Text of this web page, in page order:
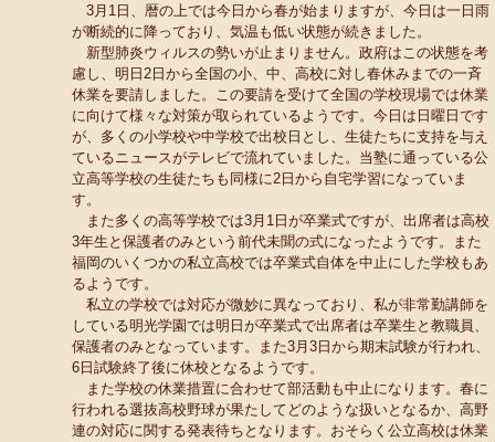
3月1日、暦の上では今日から春が始まりますが、今日は一日雨
が断続的に降っており、気温も低い状態が続きました。
新型肺炎ウィルスの勢いが止まりません。政府はこの状態を考
慮し、明日2日から全国の小、中、高校に対し春休みまでの一斉
休業を要請しました。この要請を受けて全国の学校現場では休業
に向けて様々な対策が取られているようです。今日は日曜日です
が、多くの小学校や中学校で出校日とし、生徒たちに支持を与え
ているニュースがテレビで流れていました。当塾に通っている公
立高等学校の生徒たちも同様に2日から自宅学習になっていま
す。
また多くの高等学校では3月1日が卒業式ですが、出席者は高校
3年生と保護者のみという前代未聞の式になったようです。また
福岡のいくつかの私立高校では卒業式自体を中止にした学校もあ
るようです。
私立の学校では対応が微妙に異なっており、私が非常勤講師を
している明光学園では明日が卒業式で出席者は卒業生と教職員、
保護者のみとなっています。また3月3日から期末試験が行われ、
6日試験終了後に休校となるようです。
また学校の休業措置に合わせて部活動も中止になります。春に
行われる選抜高校野球が果たしてどのような扱いとなるか、高野
連の対応に関する発表待ちとなります。おそらく公立高校は休業